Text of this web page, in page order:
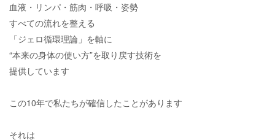
血液・リンパ・筋肉・呼吸・姿勢
すべての流れを整える
「ジェロ循環理論」を軸に
“本来の身体の使い方”を取り戻す技術を
提供しています
この10年で私たちが確信したことがあります
それは